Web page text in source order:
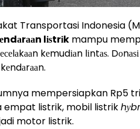
Transportasi Indonesia
lіѕtrіk mampu
kеmudіаn lіntаѕ.
mempersiapkan Rp5
listrik, mobil listrik
motor listrik.